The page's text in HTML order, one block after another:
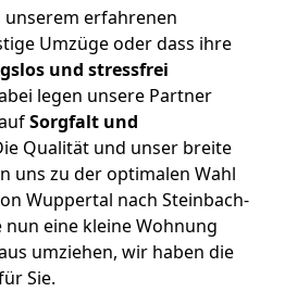
unserem erfahrenen
Umzüge oder dass ihre
und stressfrei
legen unsere Partner
Sorgfalt und
Qualität und unser breite
uns zu der optimalen Wahl
Wuppertal nach Steinbach-
nun eine kleine Wohnung
umziehen, wir haben die
Sie.